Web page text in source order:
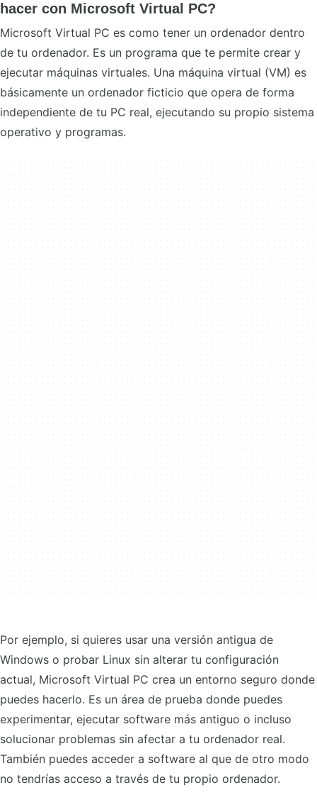
hacer con Microsoft Virtual PC?
Microsoft Virtual PC es como tener un ordenador dentro
de tu ordenador. Es un programa que te permite crear y
ejecutar máquinas virtuales. Una máquina virtual (VM) es
básicamente un ordenador ficticio que opera de forma
independiente de tu PC real, ejecutando su propio sistema
operativo y programas.
Por ejemplo, si quieres usar una versión antigua de
Windows o probar Linux sin alterar tu configuración
actual, Microsoft Virtual PC crea un entorno seguro donde
puedes hacerlo. Es un área de prueba donde puedes
experimentar, ejecutar software más antiguo o incluso
solucionar problemas sin afectar a tu ordenador real.
También puedes acceder a software al que de otro modo
no tendrías acceso a través de tu propio ordenador.